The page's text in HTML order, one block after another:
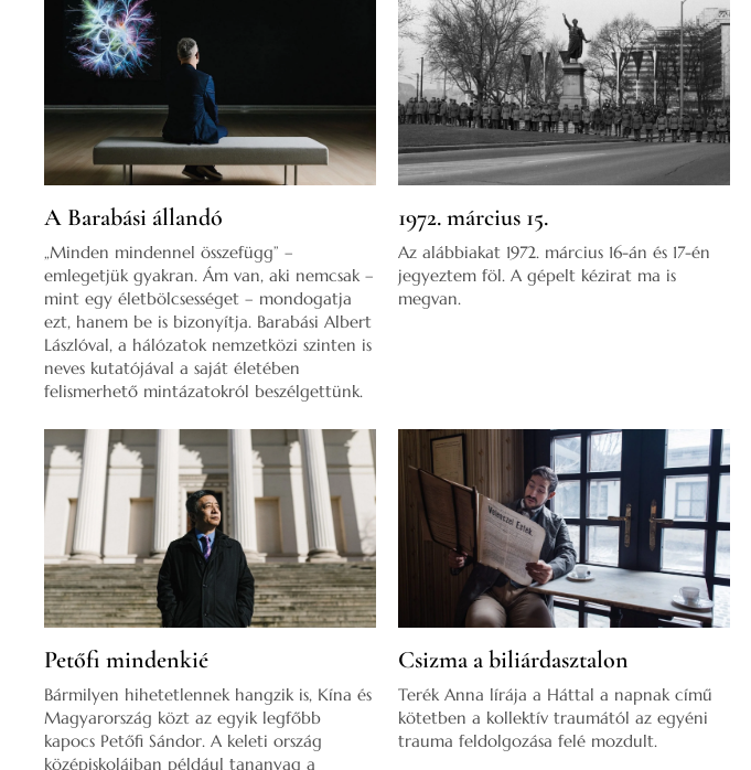
A Barabási állandó
„Minden mindennel összefügg” –
emlegetjük gyakran. Ám van, aki nemcsak –
mint egy életbölcsességet – mondogatja
ezt, hanem be is bizonyítja. Barabási Albert
Lászlóval, a hálózatok nemzetközi szinten is
neves kutatójával a saját életében
felismerhető mintázatokról beszélgettünk.
1972. március 15.
Az alábbiakat 1972. március 16-án és 17-én
jegyeztem föl. A gépelt kézirat ma is
megvan.
Petőfi mindenkié
Bármilyen hihetetlennek hangzik is, Kína és
Magyarország közt az egyik legfőbb
kapocs Petőfi Sándor. A keleti ország
középiskoláiban például tananyag a
Csizma a biliárdasztalon
Terék Anna lírája a Háttal a napnak című
kötetben a kollektív traumától az egyéni
trauma feldolgozása felé mozdult.